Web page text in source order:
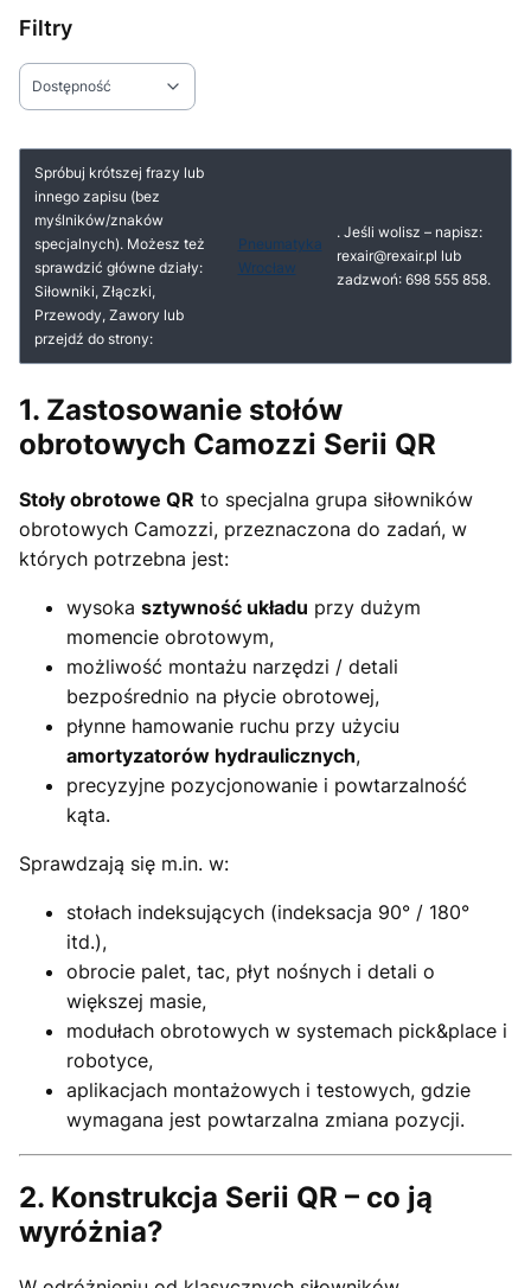
Filtry
Dostępność
Lista produktów
Spróbuj krótszej frazy lub
innego zapisu (bez
myślników/znaków
specjalnych). Możesz też
sprawdzić główne działy:
Siłowniki, Złączki,
Przewody, Zawory lub
przejdź do strony:
Pneumatyka
Wrocław
. Jeśli wolisz – napisz:
rexair@rexair.pl lub
zadzwoń: 698 555 858.
1. Zastosowanie stołów
obrotowych Camozzi Serii QR
Stoły obrotowe QR to specjalna grupa siłowników
obrotowych Camozzi, przeznaczona do zadań, w
których potrzebna jest:
wysoka sztywność układu przy dużym
momencie obrotowym,
możliwość montażu narzędzi / detali
bezpośrednio na płycie obrotowej,
płynne hamowanie ruchu przy użyciu
amortyzatorów hydraulicznych,
precyzyjne pozycjonowanie i powtarzalność
kąta.
Sprawdzają się m.in. w:
stołach indeksujących (indeksacja 90° / 180°
itd.),
obrocie palet, tac, płyt nośnych i detali o
większej masie,
modułach obrotowych w systemach pick&place i
robotyce,
aplikacjach montażowych i testowych, gdzie
wymagana jest powtarzalna zmiana pozycji.
2. Konstrukcja Serii QR – co ją
wyróżnia?